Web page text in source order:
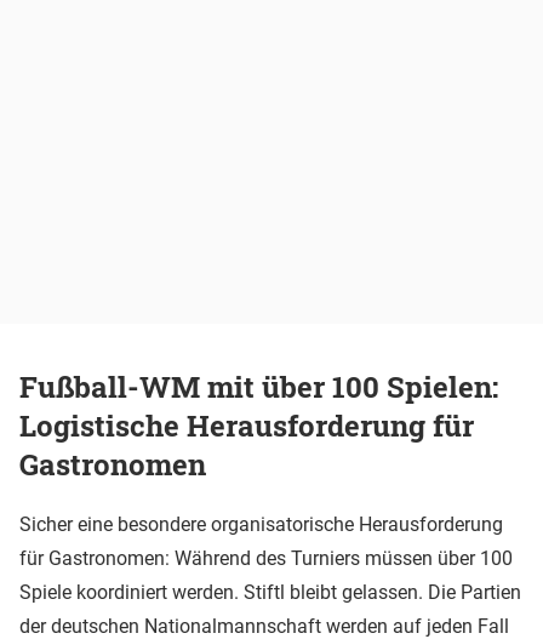
Fußball-WM mit über 100 Spielen:
Logistische Herausforderung für
Gastronomen
Sicher eine besondere organisatorische Herausforderung
für Gastronomen: Während des Turniers müssen über 100
Spiele koordiniert werden. Stiftl bleibt gelassen. Die Partien
der deutschen Nationalmannschaft werden auf jeden Fall